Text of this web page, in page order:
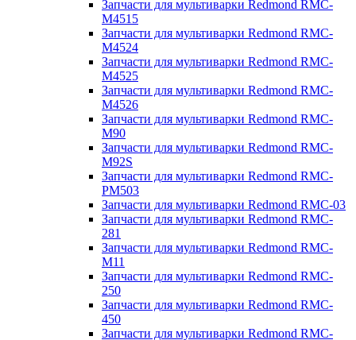
Запчасти для мультиварки Redmond RMC-
M4515
Запчасти для мультиварки Redmond RMC-
M4524
Запчасти для мультиварки Redmond RMC-
M4525
Запчасти для мультиварки Redmond RMC-
M4526
Запчасти для мультиварки Redmond RMC-
M90
Запчасти для мультиварки Redmond RMC-
M92S
Запчасти для мультиварки Redmond RMC-
PM503
Запчасти для мультиварки Redmond RMC-03
Запчасти для мультиварки Redmond RMC-
281
Запчасти для мультиварки Redmond RMC-
M11
Запчасти для мультиварки Redmond RMC-
250
Запчасти для мультиварки Redmond RMC-
450
Запчасти для мультиварки Redmond RMC-